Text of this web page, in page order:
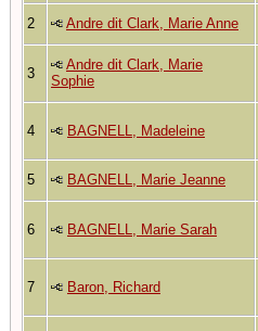
2 Andre dit Clark, Marie Anne
3
Andre dit Clark, Marie
Sophie
4 BAGNELL, Madeleine
5 BAGNELL, Marie Jeanne
6 BAGNELL, Marie Sarah
7 Baron, Richard